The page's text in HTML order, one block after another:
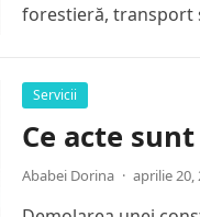
forestieră, transport
Servicii
Ce acte
Ababei Dorina · aprilie 20,